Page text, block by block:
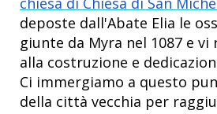
deposte dall'Abate Elia le
giunte da Myra nel 1087 e
alla costruzione e
Ci immergiamo a questo
della città vecchia per